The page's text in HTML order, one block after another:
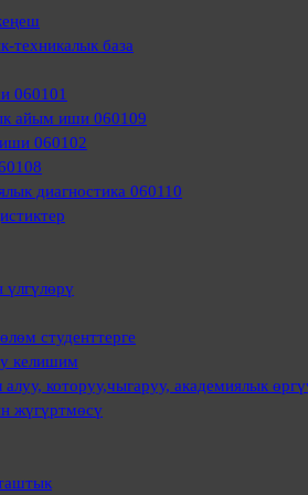
техникалык база
060101
айым иши 060109
060102
диагностика 060110
студенттерге
келишим
которуу,чыгаруу, академиялык
жүгүртмөсү